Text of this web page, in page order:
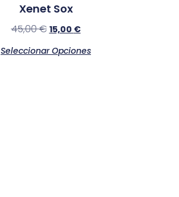
Xenet Sox
45,00€ 15,00 €
Seleccionar Opciones